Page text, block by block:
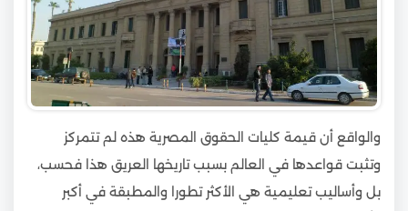
والواقع أن قيمة كليات الحقوق المصرية هذه لم تتمركز
وتثبت قواعدها في العالم بسبب تاريخها العريق هذا فحسب،
بل وأساليب تعليمية هي الأكثر تطورا والمطبقة في أكبر